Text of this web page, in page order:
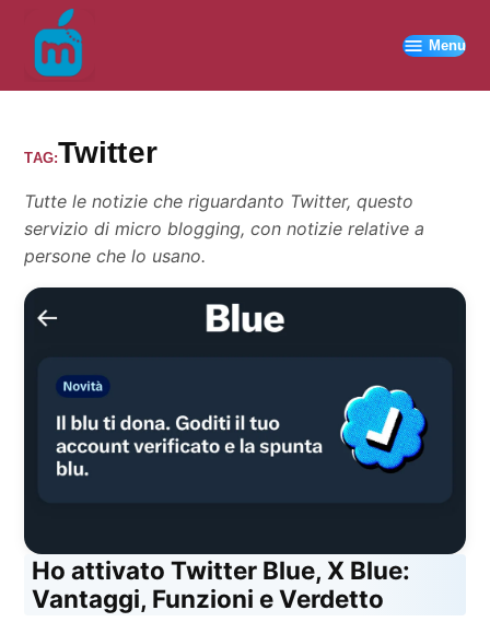
contenuto
Menu
TAG:Twitter
Tutte le notizie che riguardanto Twitter, questo
servizio di micro blogging, con notizie relative a
persone che lo usano.
Ho attivato Twitter Blue, X Blue:
Vantaggi, Funzioni e Verdetto